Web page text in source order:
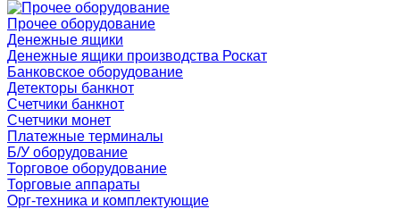
Прочее оборудование
Денежные ящики
Денежные ящики производства Роскат
Банковское оборудование
Детекторы банкнот
Счетчики банкнот
Счетчики монет
Платежные терминалы
Б/У оборудование
Торговое оборудование
Торговые аппараты
Орг-техника и комплектующие